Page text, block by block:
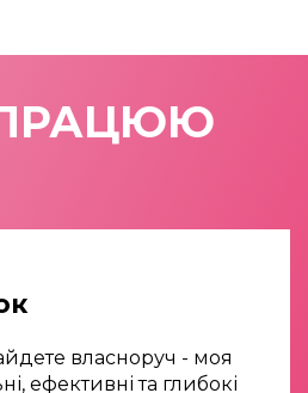
власноруч - моя
ефективні та глибокі